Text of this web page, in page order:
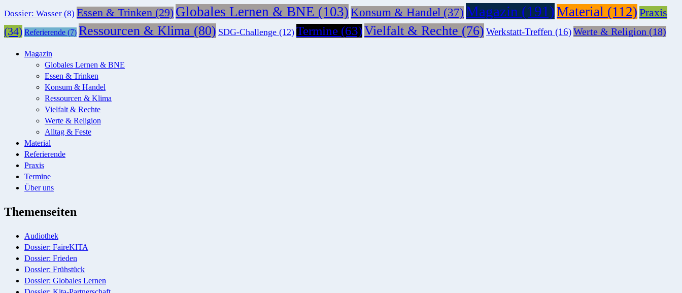
Dossier: Wasser (8) Essen & Trinken (29) Globales Lernen & BNE (103) Konsum & Handel (37) Magazin (191)Material (112) Praxis
(34) Referierende (7) Ressourcen & Klima (80) SDG-Challenge (12) Termine (63)Vielfalt & Rechte (76) Werkstatt-Treffen (16)Werte & Religion (18)
Magazin
Globales Lernen & BNE
Essen & Trinken
Konsum & Handel
Ressourcen & Klima
Vielfalt & Rechte
Werte & Religion
Alltag & Feste
Material
Referierende
Praxis
Termine
Über uns
Themenseiten
Audiothek
Dossier: FaireKITA
Dossier: Frieden
Dossier: Frühstück
Dossier: Globales Lernen